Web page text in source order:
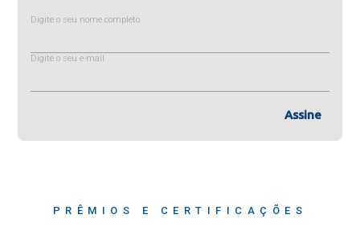
Digite o seu nome completo
Digite o seu e-mail
Assine
PRÊMIOS E CERTIFICAÇÕES